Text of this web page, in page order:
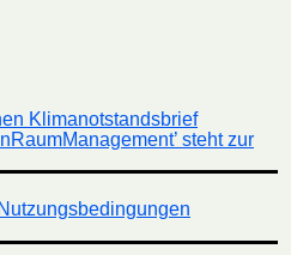
Klimanotstandsbrief
steht zur
Nutzungsbedingungen